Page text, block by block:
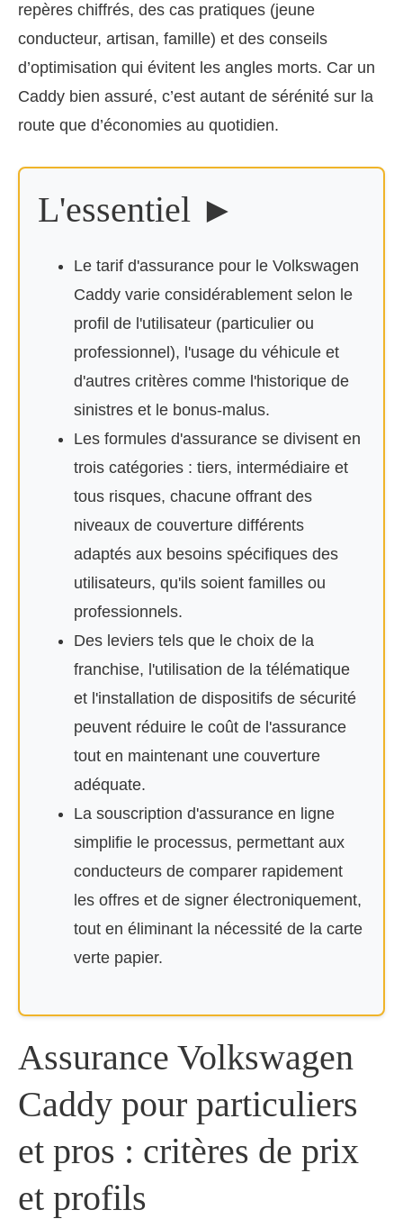
repères chiffrés, des cas pratiques (jeune
conducteur, artisan, famille) et des conseils
d’optimisation qui évitent les angles morts. Car un
Caddy bien assuré, c’est autant de sérénité sur la
route que d’économies au quotidien.
L'essentiel ►
Le tarif d'assurance pour le Volkswagen
Caddy varie considérablement selon le
profil de l'utilisateur (particulier ou
professionnel), l'usage du véhicule et
d'autres critères comme l'historique de
sinistres et le bonus-malus.
Les formules d'assurance se divisent en
trois catégories : tiers, intermédiaire et
tous risques, chacune offrant des
niveaux de couverture différents
adaptés aux besoins spécifiques des
utilisateurs, qu'ils soient familles ou
professionnels.
Des leviers tels que le choix de la
franchise, l'utilisation de la télématique
et l'installation de dispositifs de sécurité
peuvent réduire le coût de l'assurance
tout en maintenant une couverture
adéquate.
La souscription d'assurance en ligne
simplifie le processus, permettant aux
conducteurs de comparer rapidement
les offres et de signer électroniquement,
tout en éliminant la nécessité de la carte
verte papier.
Assurance Volkswagen
Caddy pour particuliers
et pros : critères de prix
et profils